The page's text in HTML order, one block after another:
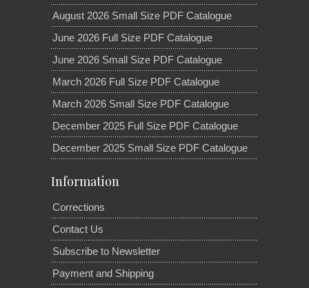
August 2026 Small Size PDF Catalogue
June 2026 Full Size PDF Catalogue
June 2026 Small Size PDF Catalogue
March 2026 Full Size PDF Catalogue
March 2026 Small Size PDF Catalogue
December 2025 Full Size PDF Catalogue
December 2025 Small Size PDF Catalogue
Information
Corrections
Contact Us
Subscribe to Newsletter
Payment and Shipping